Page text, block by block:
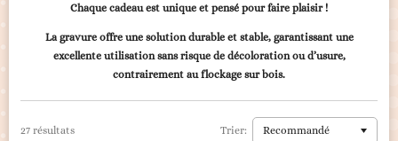
Chaque cadeau est unique et pensé pour faire plaisir !
La gravure offre une solution durable et stable, garantissant une
excellente utilisation sans risque de décoloration ou d’usure,
contrairement au flockage sur bois.
27 résultats Trier: